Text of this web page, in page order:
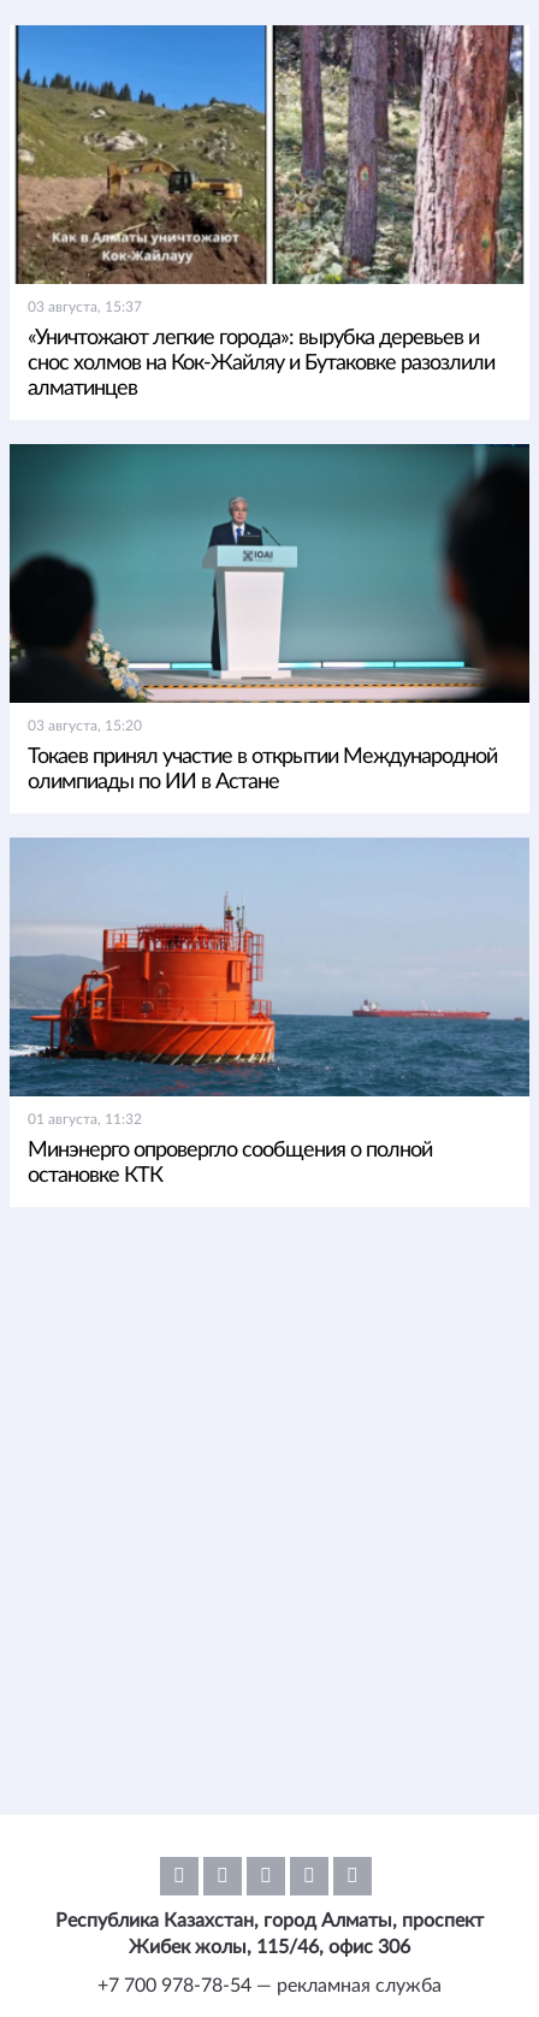
03 августа, 15:37
«Уничтожают легкие города»: вырубка деревьев и
снос холмов на Кок-Жайляу и Бутаковке разозлили
алматинцев
03 августа, 15:20
Токаев принял участие в открытии Международной
олимпиады по ИИ в Астане
01 августа, 11:32
Минэнерго опровергло сообщения о полной
остановке КТК
Республика Казахстан, город Алматы, проспект
Жибек жолы, 115/46, офис 306
+7 700 978-78-54 — рекламная служба